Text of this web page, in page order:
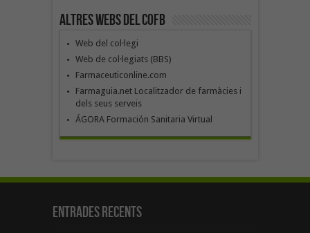
Altres webs del COFB
Web del col·legi
Web de col·legiats (BBS)
Farmaceuticonline.com
Farmaguia.net Localitzador de farmàcies i
dels seus serveis
ÁGORA Formación Sanitaria Virtual
Entrades recents